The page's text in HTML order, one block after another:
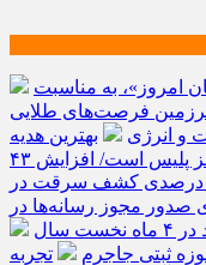
امروز»، به مناسبت
فرصت‌های طلایی
و انرژی
بهترین هدیه
امنیت مردم خط قرمز پلیس است/ افزایش ۴۳
درصدی کشفیات مواد مخدر و رشد ۶۸ درصدی کشف سرقت در
صدور مجوز رسانه‌ها در
تجربه